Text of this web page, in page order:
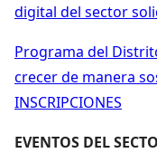
digital del sector
Programa del
crecer de manera
INSCRIPCIONES
EVENTOS DEL